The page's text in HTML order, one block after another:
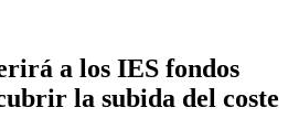
a los IES fondos
la subida del coste